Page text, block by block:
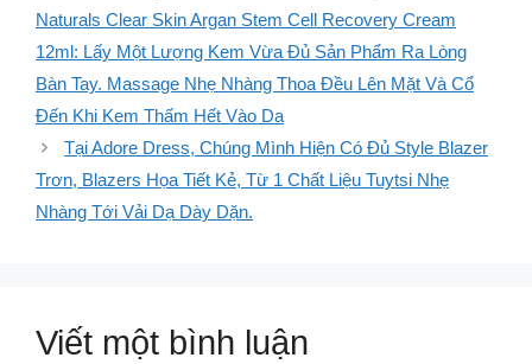
Naturals Clear Skin Argan Stem Cell Recovery Cream
12ml: Lấy Một Lượng Kem Vừa Đủ Sản Phẩm Ra Lòng
Bàn Tay. Massage Nhẹ Nhàng Thoa Đều Lên Mặt Và Cổ
Đến Khi Kem Thấm Hết Vào Da
Tại Adore Dress, Chúng Mình Hiện Có Đủ Style Blazer
Trơn, Blazers Họa Tiết Kẻ, Từ 1 Chất Liệu Tuytsi Nhẹ
Nhàng Tới Vải Dạ Dày Dặn.
Viết một bình luận